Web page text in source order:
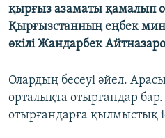
қырғыз азаматы қамалып
Қырғызстанның еңбек
өкілі Жандарбек
Олардың бесеуі әйел.
орталықта отырғандар
отырғандарға қылмыстық